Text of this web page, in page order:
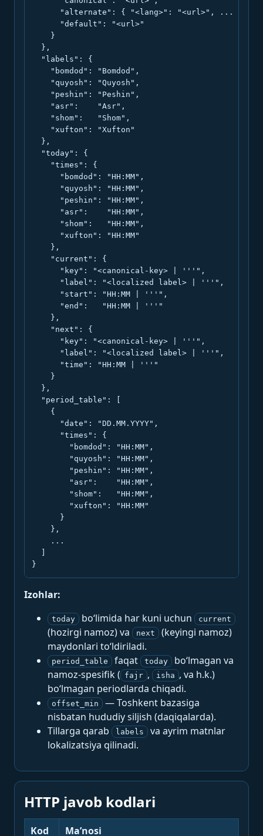
      "alternate": { "<lang>": "<url>", ... },
      "default": "<url>"
    }
  },
  "labels": {
    "bomdod": "Bomdod",
    "quyosh": "Quyosh",
    "peshin": "Peshin",
    "asr":    "Asr",
    "shom":   "Shom",
    "xufton": "Xufton"
  },
  "today": {
    "times": {
      "bomdod": "HH:MM",
      "quyosh": "HH:MM",
      "peshin": "HH:MM",
      "asr":    "HH:MM",
      "shom":   "HH:MM",
      "xufton": "HH:MM"
    },
    "current": {
      "key": "<canonical-key> | '''",
      "label": "<localized label> | '''",
      "start": "HH:MM | '''",
      "end":   "HH:MM | '''"
    },
    "next": {
      "key": "<canonical-key> | '''",
      "label": "<localized label> | '''",
      "time": "HH:MM | '''"
    }
  },
  "period_table": [
    {
      "date": "DD.MM.YYYY",
      "times": {
        "bomdod": "HH:MM",
        "quyosh": "HH:MM",
        "peshin": "HH:MM",
        "asr":    "HH:MM",
        "shom":   "HH:MM",
        "xufton": "HH:MM"
      }
    },
    ...
}
Izohlar:
today bo‘limida har kuni uchun current
(hozirgi namoz) va next
(keyingi namoz)
maydonlari to‘ldiriladi.
period_table faqat today
bo‘lmagan va
namoz-spesifik ( fajr , isha , va h.k.)
bo‘lmagan periodlarda chiqadi.
offset_min
— Toshkent bazasiga
nisbatan hududiy siljish (daqiqalarda).
Tillarga qarab
labels
va ayrim matnlar
lokalizatsiya qilinadi.
HTTP javob kodlari
Kod Ma’nosi